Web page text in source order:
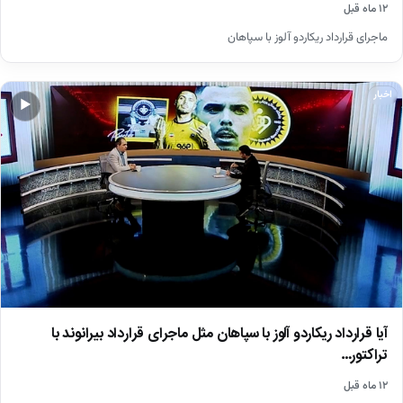
۱۲ ماه قبل
ماجرای قرارداد ریکاردو آلوز با سپاهان
▶
اخبار
آیا قرارداد ریکاردو آلوز با سپاهان مثل ماجرای قرارداد بیرانوند با
تراکتور‌…
۱۲ ماه قبل